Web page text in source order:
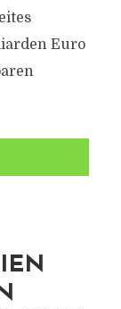
Euro